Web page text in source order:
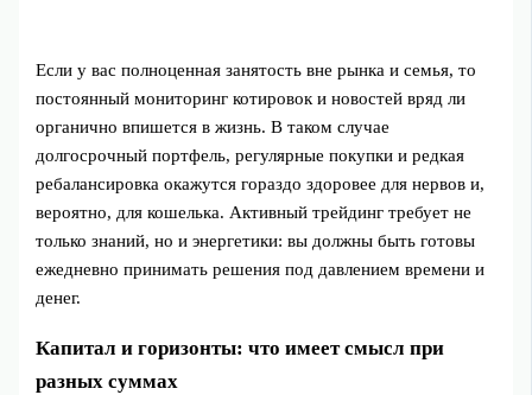
Если у вас полноценная занятость вне рынка и семья, то
постоянный мониторинг котировок и новостей вряд ли
органично впишется в жизнь. В таком случае
долгосрочный портфель, регулярные покупки и редкая
ребалансировка окажутся гораздо здоровее для нервов и,
вероятно, для кошелька. Активный трейдинг требует не
только знаний, но и энергетики: вы должны быть готовы
ежедневно принимать решения под давлением времени и
денег.
Капитал и горизонты: что имеет смысл при
разных суммах